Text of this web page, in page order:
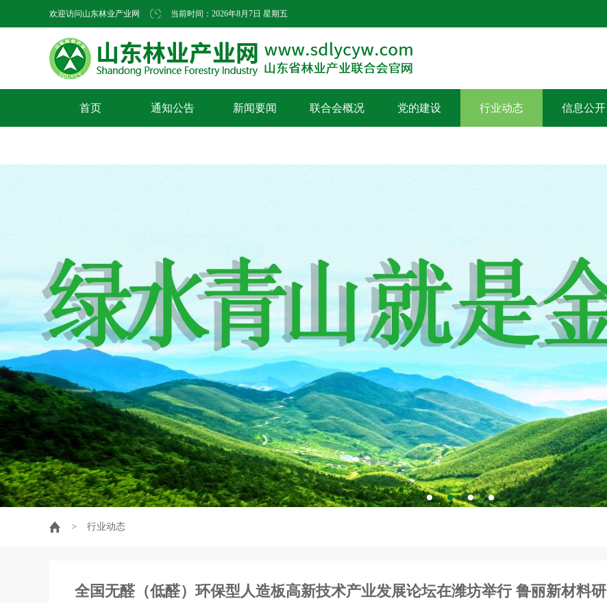
欢迎访问山东林业产业网 当前时间： 2026年8月7日 星期五
首页 通知公告 新闻要闻 联合会概况 党的建设 行业动态 信息公开
> 行业动态
全国无醛（低醛）环保型人造板高新技术产业发展论坛在潍坊举行 鲁丽新材料研